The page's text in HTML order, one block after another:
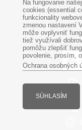
Na fungovanie
cookies (essential
funkcionality
zmenou nastavení
môže ovplyvniť
tiež využívali
pomôžu zlepšiť
povolenie, prosím,
Ochrana osobných
SÚHLASÍM